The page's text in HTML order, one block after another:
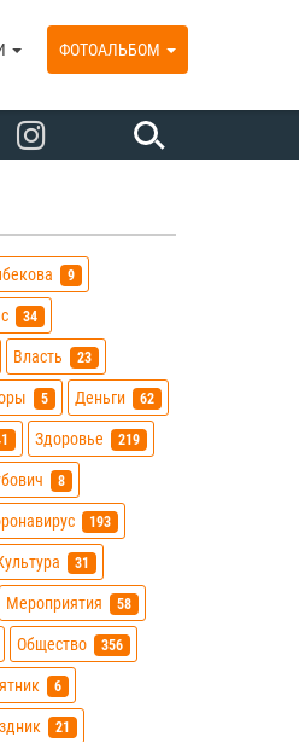
ФОТОАЛЬБОМ
9
34
Власть 23
5 Деньги 62
Здоровье 219
8
193
31
Мероприятия 58
Общество 356
6
21